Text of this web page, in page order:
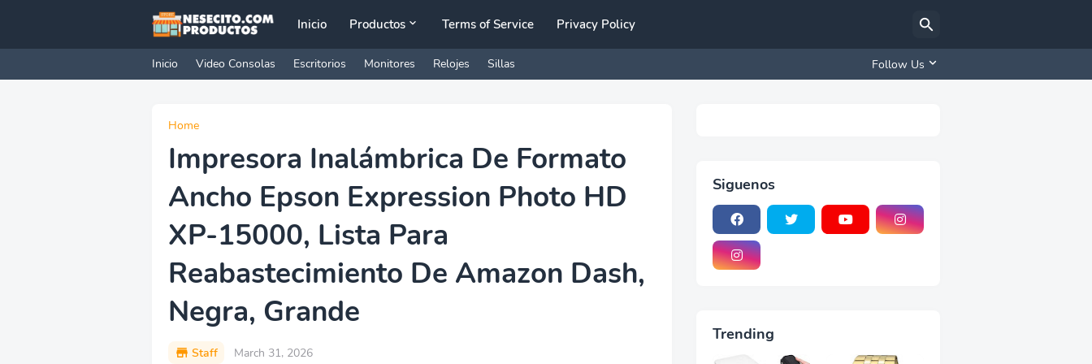
Inicio Productos Terms of Service Privacy Policy
Inicio Video Consolas Escritorios Monitores Relojes Sillas Follow Us
Home
Impresora Inalámbrica De Formato
Ancho Epson Expression Photo HD
XP-15000, Lista Para
Reabastecimiento De Amazon Dash,
Negra, Grande
Staff March 31, 2026
Siguenos
Trending